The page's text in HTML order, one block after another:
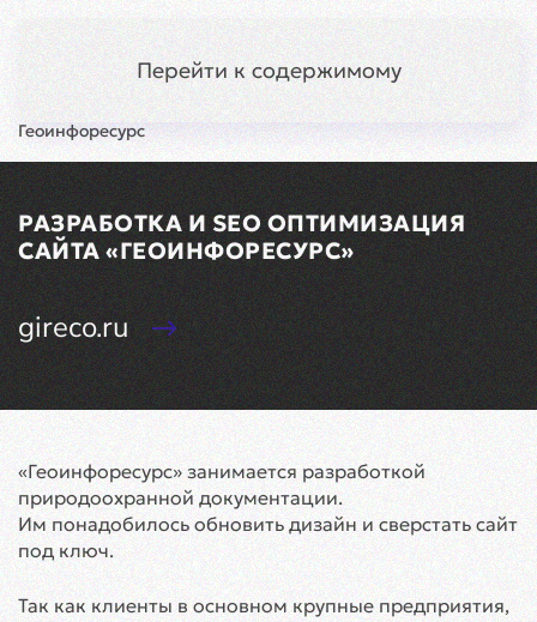
Перейти к содержимому
Геоинфоресурс
РАЗРАБОТКА И SEO ОПТИМИЗАЦИЯ
САЙТА «ГЕОИНФОРЕСУРС»
gireco.ru
«Геоинфоресурс» занимается разработкой
природоохранной документации.
Им понадобилось обновить дизайн и сверстать сайт
под ключ.
Так как клиенты в основном крупные предприятия,